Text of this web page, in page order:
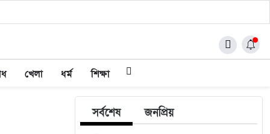
খেলা ধর্ম শিক্ষা
সর্বশেষ জনপ্রিয়